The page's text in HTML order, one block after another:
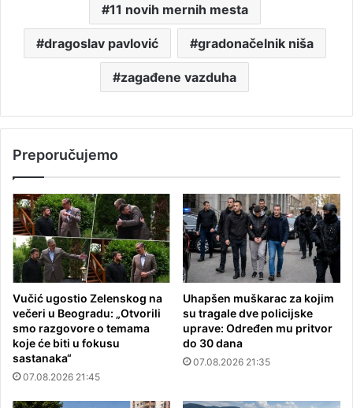
11 novih mernih mesta
dragoslav pavlović gradonačelnik niša
zagađene vazduha
Preporučujemo
Vučić ugostio Zelenskog na
večeri u Beogradu: „Otvorili
smo razgovore o temama
koje će biti u fokusu
sastanaka“
07.08.2026 21:45
Uhapšen muškarac za kojim
su tragale dve policijske
uprave: Određen mu pritvor
do 30 dana
07.08.2026 21:35